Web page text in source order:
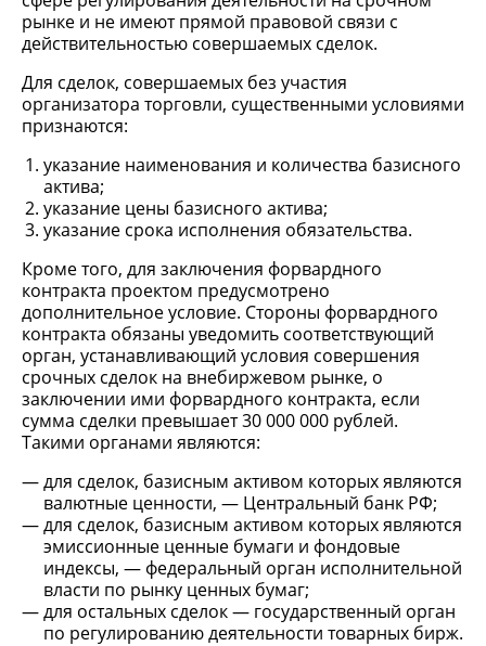
рынке и не имеют прямой правовой связи с
действительностью совершаемых сделок.
Для сделок, совершаемых без участия
организатора торговли, существенными условиями
признаются:
указание наименования и количества базисного
актива;
указание цены базисного актива;
указание срока исполнения обязательства.
Кроме того, для заключения форвардного
контракта проектом предусмотрено
дополнительное условие. Стороны форвардного
контракта обязаны уведомить соответствующий
орган, устанавливающий условия совершения
срочных сделок на внебиржевом рынке, о
заключении ими форвардного контракта, если
сумма сделки превышает 30 000 000 рублей.
Такими органами являются:
для сделок, базисным активом которых являются
валютные ценности, — Центральный банк РФ;
для сделок, базисным активом которых являются
эмиссионные ценные бумаги и фондовые
индексы, — федеральный орган исполнительной
власти по рынку ценных бумаг;
для остальных сделок — государственный орган
по регулированию деятельности товарных бирж.